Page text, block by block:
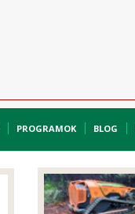
PROGRAMOK BLOG